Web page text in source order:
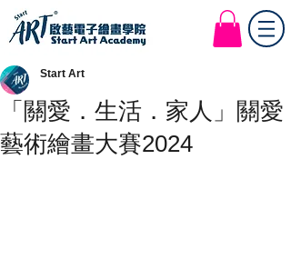
Start Art Workshop
「關愛．生活．家人」關愛
藝術繪畫大賽2024
Start Art